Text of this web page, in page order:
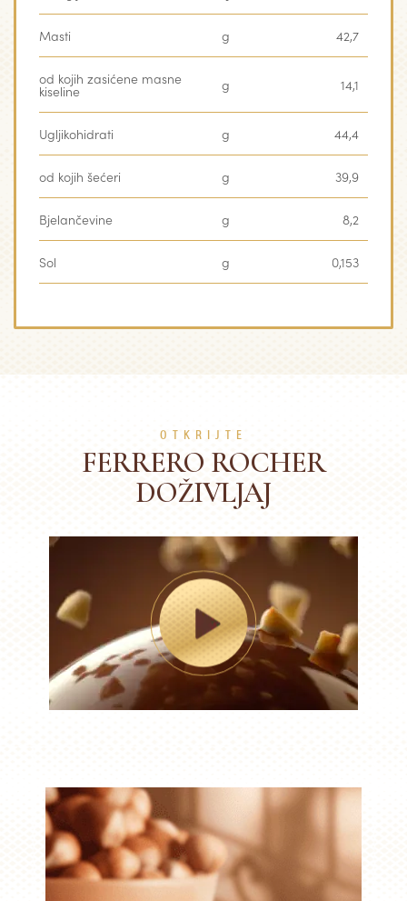
Masti g 42,7
od kojih zasićene masne
kiseline g 14,1
Ugljikohidrati g 44,4
od kojih šećeri g 39,9
Bjelančevine g 8,2
Sol g 0,153
OTKRIJTE
FERRERO ROCHER
DOŽIVLJAJ